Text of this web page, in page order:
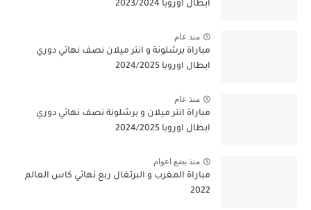
ابطال اوروبا 2023/2024
منذ عام
مباراة برشلونة و انتر ميلان نصف نهائي دوري
ابطال اوروبا 2024/2025
منذ عام
مباراة انتر ميلان و برشلونة نصف نهائي دوري
ابطال اوروبا 2024/2025
منذ بضع اعوام
مباراة المغرب و البرتغال ربع نهائي كاس العالم
2022